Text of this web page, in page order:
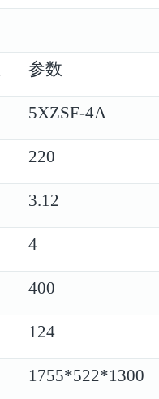
参数
5XZSF-4A
220
3.12
4
400
124
1755*522*1300